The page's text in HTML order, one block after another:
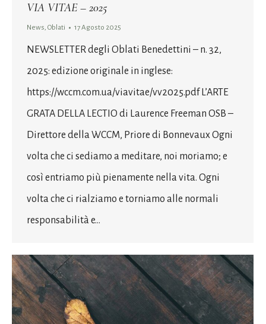
VIA VITAE – 2025
News, Oblati 17 Agosto 2025
NEWSLETTER degli Oblati Benedettini – n. 32,
2025: edizione originale in inglese:
https://wccm.com.ua/viavitae/vv2025.pdf L’ARTE
GRATA DELLA LECTIO di Laurence Freeman OSB –
Direttore della WCCM, Priore di Bonnevaux Ogni
volta che ci sediamo a meditare, noi moriamo; e
così entriamo più pienamente nella vita. Ogni
volta che ci rialziamo e torniamo alle normali
responsabilità e…